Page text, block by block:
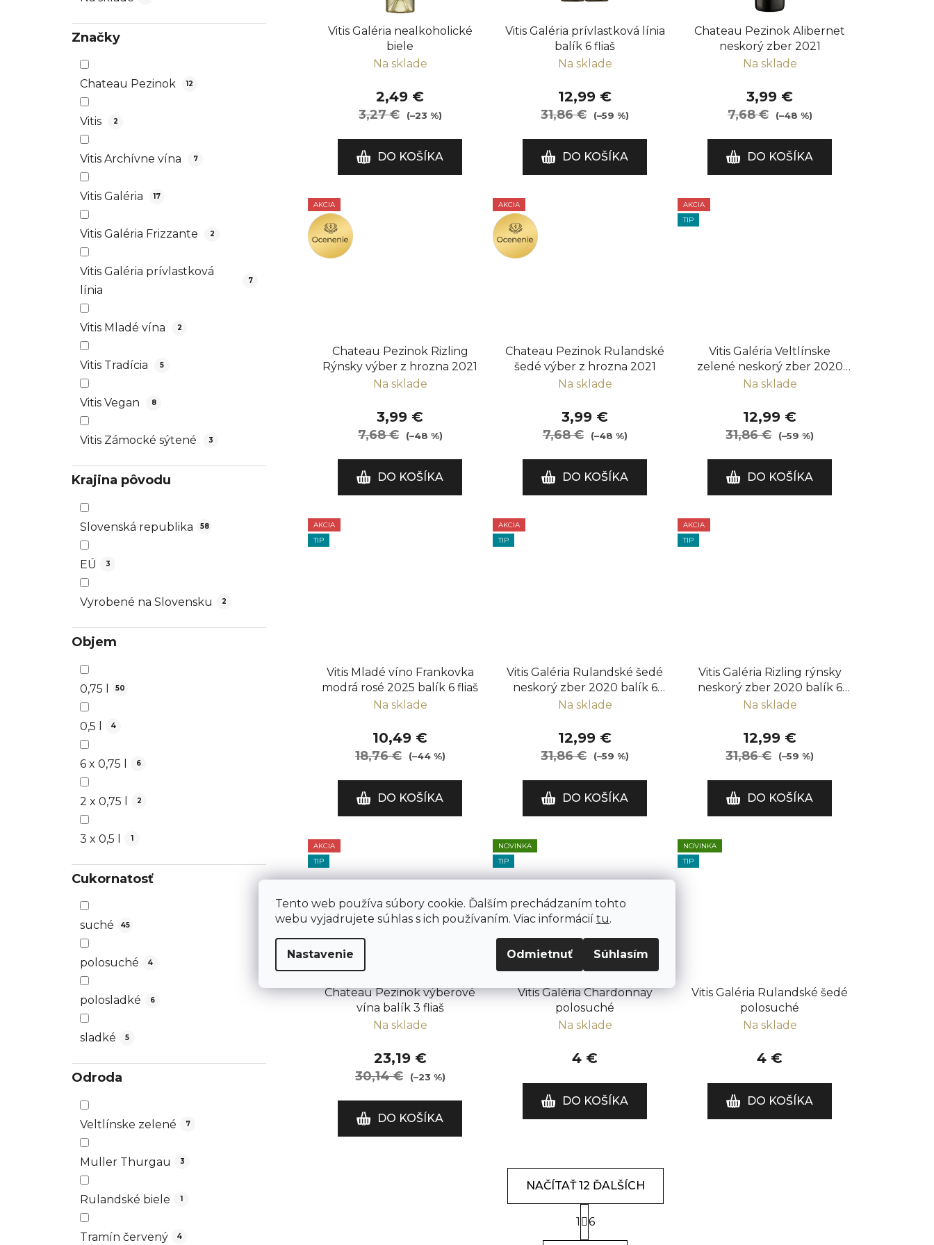
Tento web používa súbory cookie. Ďalším prechádzaním tohto
webu vyjadrujete súhlas s ich používaním. Viac informácií tu.
Nastavenie Odmietnuť Súhlasím
Značky
Chateau Pezinok 12
Vitis 2
Vitis Archívne vína 7
Vitis Galéria 17
Vitis Galéria Frizzante 2
Vitis Galéria prívlastková
línia
7
Vitis Mladé vína 2
Vitis Tradícia 5
Vitis Vegan 8
Vitis Zámocké sýtené 3
Krajina pôvodu
Slovenská republika 58
EÚ 3
Vyrobené na Slovensku 2
Objem
0,75 l 50
0,5 l 4
6 x 0,75 l 6
2 x 0,75 l 2
3 x 0,5 l 1
Cukornatosť
suché 45
polosuché 4
polosladké 6
sladké 5
Odroda
Veltlínske zelené 7
Muller Thurgau 3
Rulandské biele 1
Tramín červený 4
u
Vitis Galéria nealkoholické
biele
Na sklade
2,49 €
3,27 € (–23 %)
DO KOŠÍKA
Vitis Galéria prívlastková línia
balík 6 fliaš
Na sklade
12,99 €
31,86 € (–59 %)
DO KOŠÍKA
Chateau Pezinok Alibernet
neskorý zber 2021
Na sklade
3,99 €
7,68 € (–48 %)
DO KOŠÍKA
AKCIA
OCENENIE
Chateau Pezinok Rizling
Rýnsky výber z hrozna 2021
Na sklade
3,99 €
7,68 € (–48 %)
DO KOŠÍKA
AKCIA
OCENENIE
Chateau Pezinok Rulandské
šedé výber z hrozna 2021
Na sklade
3,99 €
7,68 € (–48 %)
DO KOŠÍKA
AKCIA
TIP
Vitis Galéria Veltlínske
zelené neskorý zber 2020
balík 6 fliaš
Na sklade
12,99 €
31,86 € (–59 %)
DO KOŠÍKA
AKCIA
TIP
Vitis Mladé víno Frankovka
modrá rosé 2025 balík 6 fliaš
Na sklade
10,49 €
18,76 € (–44 %)
DO KOŠÍKA
AKCIA
TIP
Vitis Galéria Rulandské šedé
neskorý zber 2020 balík 6
fliaš
Na sklade
12,99 €
31,86 € (–59 %)
DO KOŠÍKA
AKCIA
TIP
Vitis Galéria Rizling rýnsky
neskorý zber 2020 balík 6
fliaš
Na sklade
12,99 €
31,86 € (–59 %)
DO KOŠÍKA
AKCIA
TIP
Chateau Pezinok výberové
vína balík 3 fliaš
Na sklade
23,19 €
30,14 € (–23 %)
DO KOŠÍKA
NOVINKA
TIP
Vitis Galéria Chardonnay
polosuché
Na sklade
4 €
DO KOŠÍKA
NOVINKA
TIP
Vitis Galéria Rulandské šedé
polosuché
Na sklade
4 €
DO KOŠÍKA
O
NAČÍTAŤ 12 ĎALŠÍCH
S
t
r
1 6